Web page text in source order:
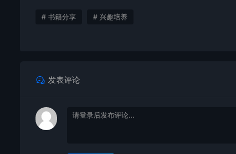
# 书籍分享 # 兴趣培养
发表评论